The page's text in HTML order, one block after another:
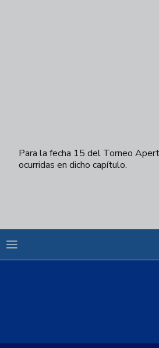
Para la fecha 15 del Torneo
ocurridas en dicho capítulo.